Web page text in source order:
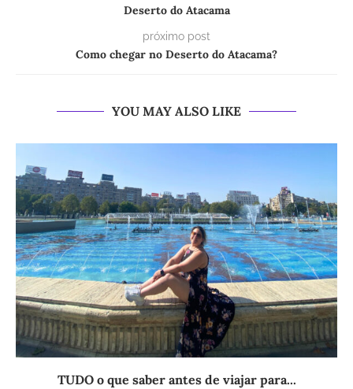
Deserto do Atacama
próximo post
Como chegar no Deserto do Atacama?
YOU MAY ALSO LIKE
TUDO o que saber antes de viajar para...